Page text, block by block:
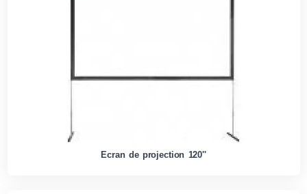
Ecran de projection 120''